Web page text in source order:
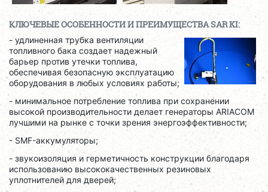
КЛЮЧЕВЫЕ ОСОБЕННОСТИ И ПРЕИМУЩЕСТВА SAR KI:
- удлиненная трубка вентиляции
топливного бака создает надежный
барьер против утечки топлива,
обеспечивая безопасную эксплуатацию
оборудования в любых условиях работы;
- минимальное потребление топлива при сохранении
высокой производительности делает генераторы ARIACOM
лучшими на рынке с точки зрения энергоэффективности;
- SMF-аккумуляторы;
- звукоизоляция и герметичность конструкции благодаря
использованию высококачественных резиновых
уплотнителей для дверей;